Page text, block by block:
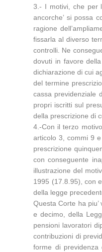
3.- I motivi, che per
ancorche’ si possa
ragione
fissarla al diverso
controlli. Ne
dovuti in favore
dichiarazione di cui
del termine
cassa previdenziale
propri iscritti sul
della prescrizione di
4.-Con il terzo
articolo 3, commi 9
prescrizione
con conseguente
illustrazione del
1995 (17.8.95), con
della legge
Questa Corte ha
e decimo, della
pensioni lavoratori
contribuzioni di
forme di previdenza